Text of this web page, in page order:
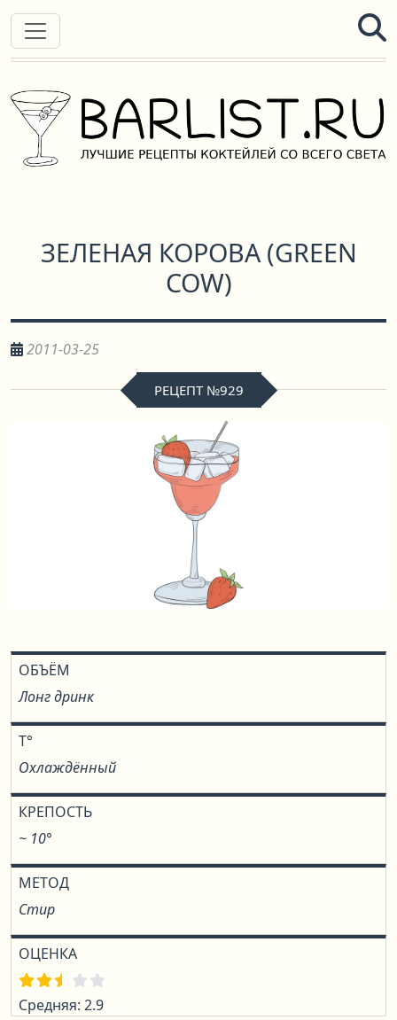
ЗЕЛЕНАЯ КОРОВА(GREEN
COW)
2011-03-25
РЕЦЕПТ №929
ОБЪЁМ
Лонг дринк
T°
Охлаждённый
КРЕПОСТЬ
~ 10°
МЕТОД
Стир
ОЦЕНКА
Средняя: 2.9